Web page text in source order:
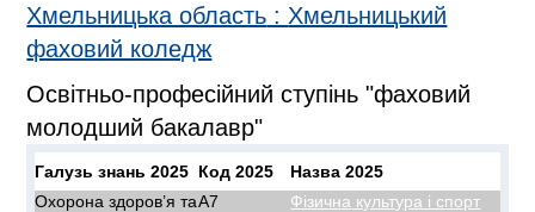
Хмельницька область : Хмельницький
фаховий коледж
Освітньо-професійний ступінь "фаховий
молодший бакалавр"
Галузь знань 2025 Код 2025
Назва 2025
Охорона здоров’я таA7 Фізична культура і спорт